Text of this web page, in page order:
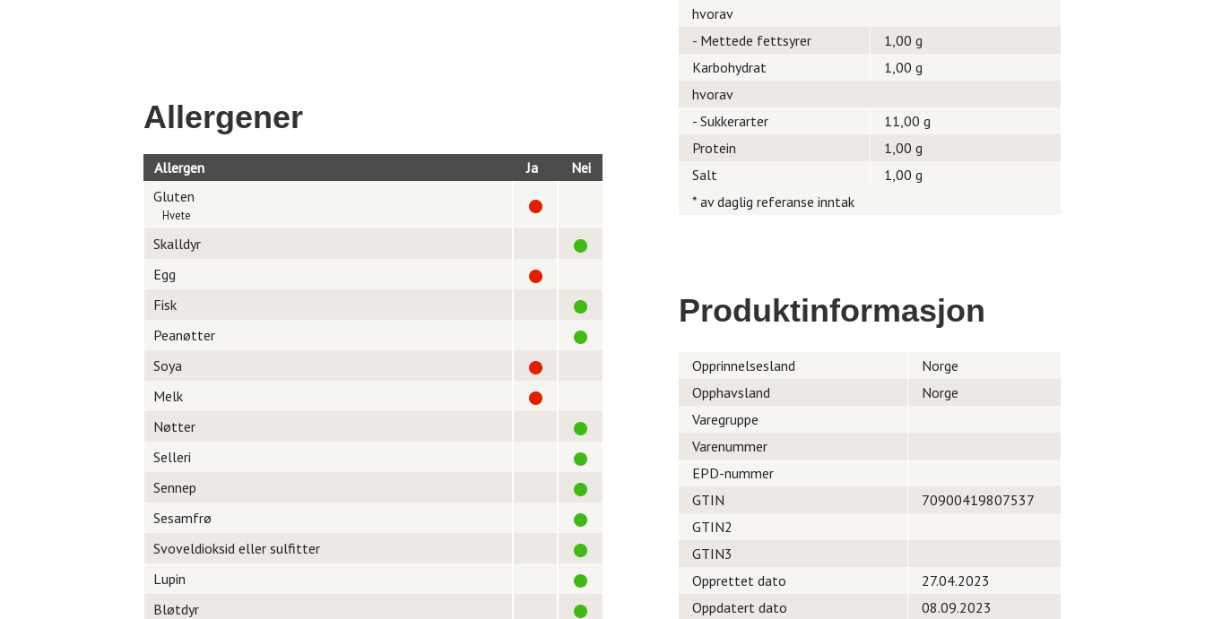
Allergener
Allergen Ja
Nei
Gluten
Hvete
Skalldyr
Egg
Fisk
Peanøtter
Soya
Melk
Nøtter
Selleri
Sennep
Sesamfrø
Svoveldioksid eller sulfitter
Lupin
Bløtdyr
hvorav
- Mettede fettsyrer
1,00 g
Karbohydrat
1,00 g
hvorav
- Sukkerarter
11,00 g
Protein
1,00 g
Salt
1,00 g
* av daglig referanse inntak
Produktinformasjon
Opprinnelsesland
Norge
Opphavsland
Norge
Varegruppe
Varenummer
EPD-nummer
GTIN
70900419807537
GTIN2
GTIN3
Opprettet dato
27.04.2023
Oppdatert dato
08.09.2023